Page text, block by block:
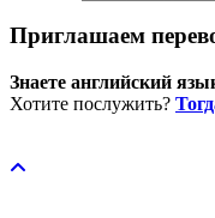
Приглашаем
Знаете английский
Хотите послужить?